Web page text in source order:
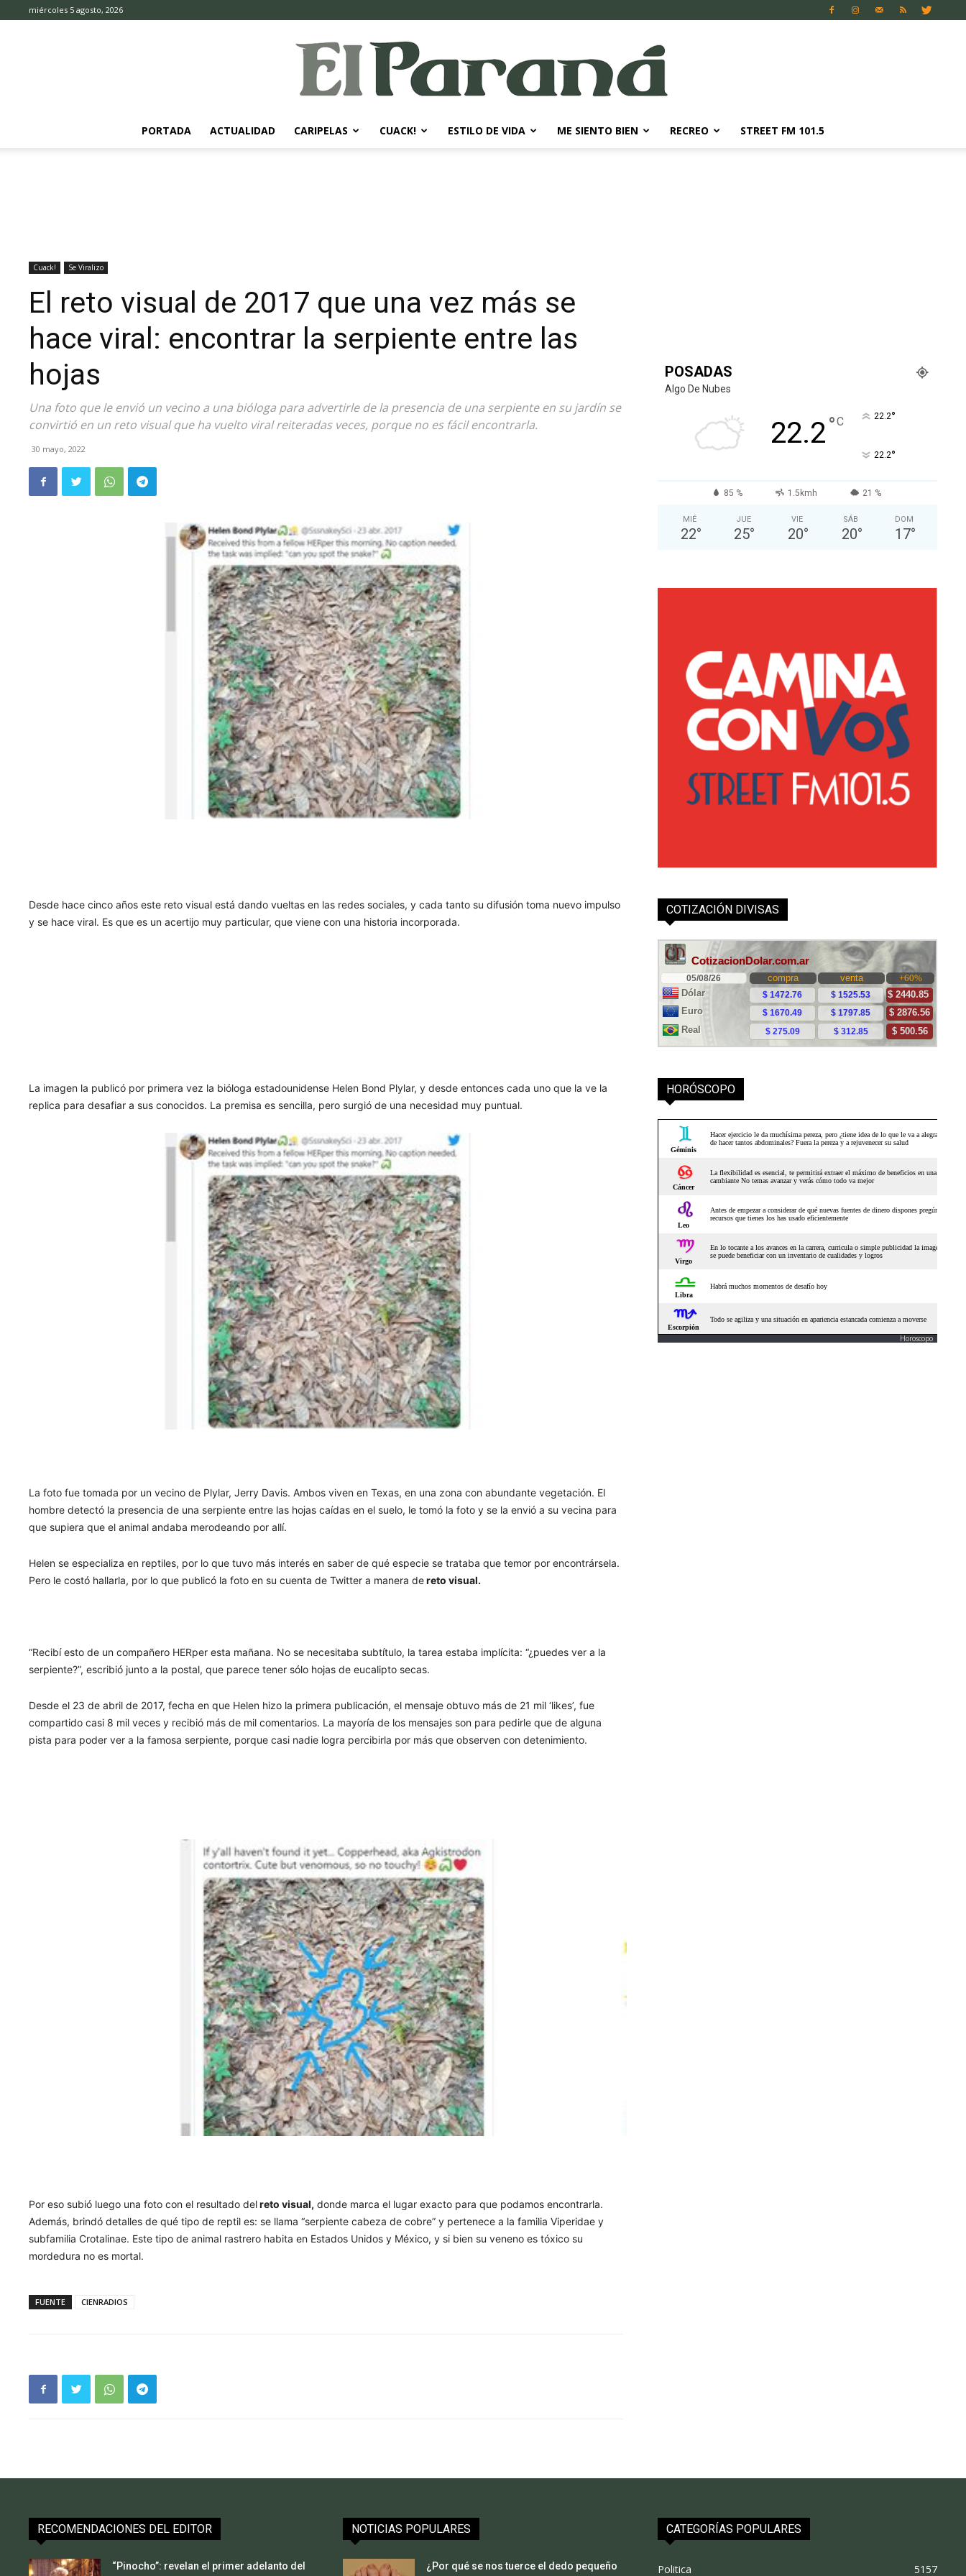
miércoles 5 agosto, 2026
Diario
PORTADA ACTUALIDAD CARIPELAS CUACK! ESTILO DE VIDA ME SIENTO BIEN RECREO STREET FM 101.5
Cuack! Se Viralizo
El reto visual de 2017 que una vez más se
hace viral: encontrar la serpiente entre las
hojas
Una foto que le envió un vecino a una bióloga para advertirle de la presencia de una serpiente en su jardín se
convirtió en un reto visual que ha vuelto viral reiteradas veces, porque no es fácil encontrarla.
30 mayo, 2022
Desde hace cinco años este reto visual está dando vueltas en las redes sociales, y cada tanto su difusión toma nuevo impulso
y se hace viral. Es que es un acertijo muy particular, que viene con una historia incorporada.
La imagen la publicó por primera vez la bióloga estadounidense Helen Bond Plylar, y desde entonces cada uno que la ve la
replica para desafiar a sus conocidos. La premisa es sencilla, pero surgió de una necesidad muy puntual.
La foto fue tomada por un vecino de Plylar, Jerry Davis. Ambos viven en Texas, en una zona con abundante vegetación. El
hombre detectó la presencia de una serpiente entre las hojas caídas en el suelo, le tomó la foto y se la envió a su vecina para
que supiera que el animal andaba merodeando por allí.
Helen se especializa en reptiles, por lo que tuvo más interés en saber de qué especie se trataba que temor por encontrársela.
Pero le costó hallarla, por lo que publicó la foto en su cuenta de Twitter a manera dereto visual.
“Recibí esto de un compañero HERper esta mañana. No se necesitaba subtítulo, la tarea estaba implícita: “¿puedes ver a la
serpiente?”, escribió junto a la postal, que parece tener sólo hojas de eucalipto secas.
Desde el 23 de abril de 2017, fecha en que Helen hizo la primera publicación, el mensaje obtuvo más de 21 mil ‘likes’, fue
compartido casi 8 mil veces y recibió más de mil comentarios. La mayoría de los mensajes son para pedirle que de alguna
pista para poder ver a la famosa serpiente, porque casi nadie logra percibirla por más que observen con detenimiento.
Por eso subió luego una foto con el resultado delreto visual, donde marca el lugar exacto para que podamos encontrarla.
Además, brindó detalles de qué tipo de reptil es: se llama “serpiente cabeza de cobre” y pertenece a la familia Viperidae y
subfamilia Crotalinae. Este tipo de animal rastrero habita en Estados Unidos y México, y si bien su veneno es tóxico su
mordedura no es mortal.
FUENTE CIENRADIOS
POSADAS
Algo De Nubes
22.2°C 22.2°
22.2°
85 % 1.5kmh 21 %
MIÉ
22°
JUE
25°
VIE
20°
SÁB
20°
DOM
17°
COTIZACIÓN DIVISAS
HORÓSCOPO
Horoscopo
RECOMENDACIONES DEL EDITOR
“Pinocho”: revelan el primer adelanto del
NOTICIAS POPULARES
¿Por qué se nos tuerce el dedo pequeño
CATEGORÍAS POPULARES
Politica 5157